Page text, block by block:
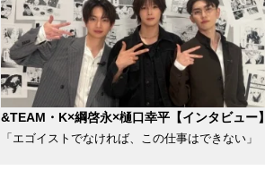
&TEAM・K×綱啓永×樋口幸平【インタビュー】
「エゴイストでなければ、この仕事はできない」